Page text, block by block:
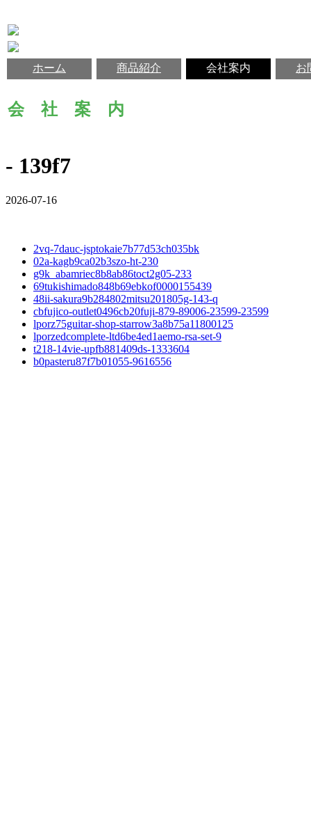
ホーム 商品紹介 会社案内 お
会 社 案 内
- 139f7
2026-07-16
2vq-7dauc-jsptokaie7b77d53ch035bk
02a-kagb9ca02b3szo-ht-230
g9k_abamriec8b8ab86toct2g05-233
69tukishimado848b69ebkof0000155439
48ii-sakura9b284802mitsu201805g-143-q
cbfujico-outlet0496cb20fuji-879-89006-23599-23599
lporz75guitar-shop-starrow3a8b75a11800125
lporzedcomplete-ltd6be4ed1aemo-rsa-set-9
t218-14vie-upfb881409ds-1333604
b0pasteru87f7b01055-9616556